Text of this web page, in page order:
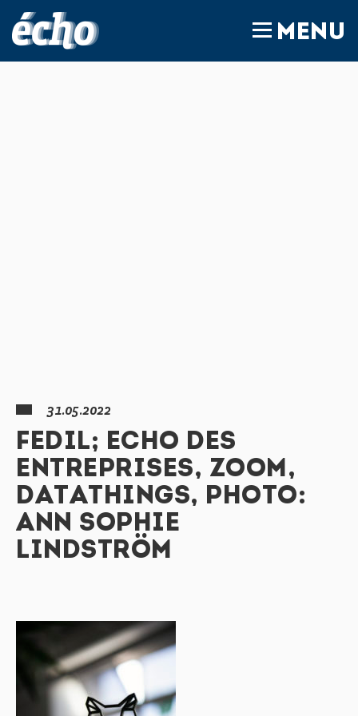
MENU
31.05.2022
FEDIL; ECHO DES
ENTREPRISES, ZOOM,
DATATHINGS, PHOTO:
ANN SOPHIE
LINDSTRÖM